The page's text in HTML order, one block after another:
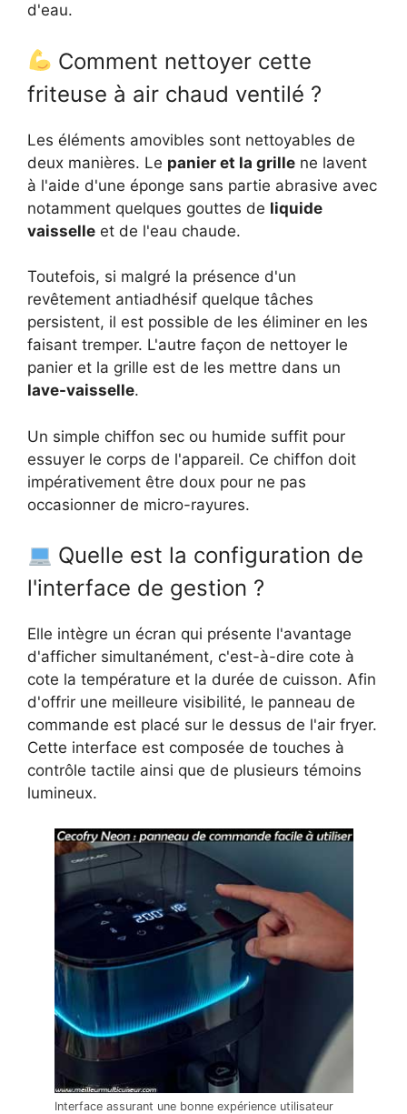
d'eau.
Comment nettoyer cette
friteuse à air chaud ventilé ?
Les éléments amovibles sont nettoyables de
deux manières. Le panier et la grille ne lavent
à l'aide d'une éponge sans partie abrasive avec
notamment quelques gouttes de liquide
vaisselle et de l'eau chaude.
Toutefois, si malgré la présence d'un
revêtement antiadhésif quelque tâches
persistent, il est possible de les éliminer en les
faisant tremper. L'autre façon de nettoyer le
panier et la grille est de les mettre dans un
lave-vaisselle.
Un simple chiffon sec ou humide suffit pour
essuyer le corps de l'appareil. Ce chiffon doit
impérativement être doux pour ne pas
occasionner de micro-rayures.
Quelle est la configuration de
l'interface de gestion ?
Elle intègre un écran qui présente l'avantage
d'afficher simultanément, c'est-à-dire cote à
cote la température et la durée de cuisson. Afin
d'offrir une meilleure visibilité, le panneau de
commande est placé sur le dessus de l'air fryer.
Cette interface est composée de touches à
contrôle tactile ainsi que de plusieurs témoins
lumineux.
Interface assurant une bonne expérience utilisateur